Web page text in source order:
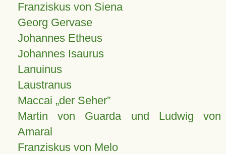
Franziskus von Siena
Georg Gervase
Johannes Etheus
Johannes Isaurus
Lanuinus
Laustranus
Maccai „der Seher”
Martin von Guarda und Ludwig von
Amaral
Franziskus von Melo